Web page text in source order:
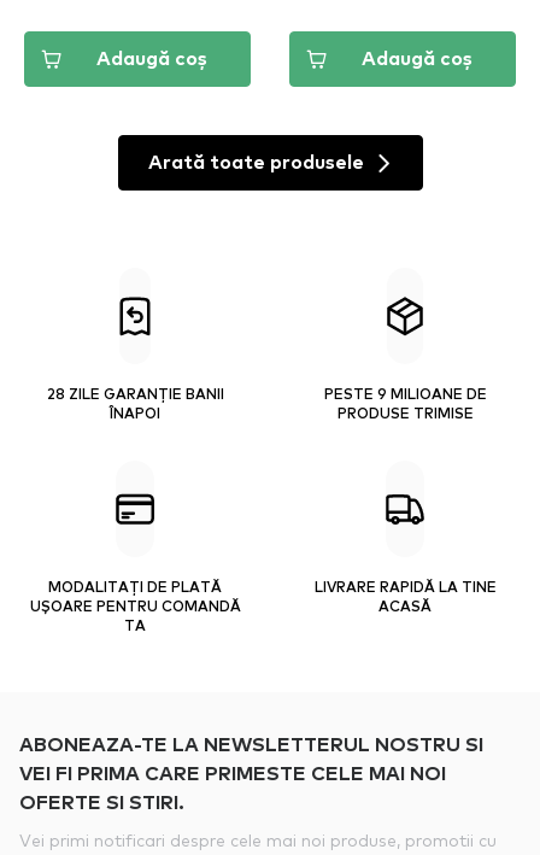
Adaugă coș Adaugă coș
Arată toate produsele
28 ZILE GARANȚIE BANII
ÎNAPOI
PESTE 9 MILIOANE DE
PRODUSE TRIMISE
MODALITAȚI DE PLATĂ
UȘOARE PENTRU COMANDĂ
TA
LIVRARE RAPIDĂ LA TINE
ACASĂ
ABONEAZA-TE LA NEWSLETTERUL NOSTRU SI
VEI FI PRIMA CARE PRIMESTE CELE MAI NOI
OFERTE SI STIRI.
Vei primi notificari despre cele mai noi produse, promotii cu